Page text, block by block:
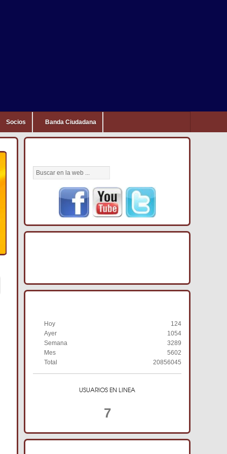
Socios Banda Ciudadana
Hoy
124
Ayer
1054
Semana
3289
Mes
5602
Total
20856045
USUARIOS EN LINEA
7